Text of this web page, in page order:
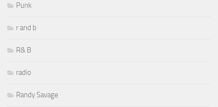
Punk
r and b
R& B
radio
Randy Savage